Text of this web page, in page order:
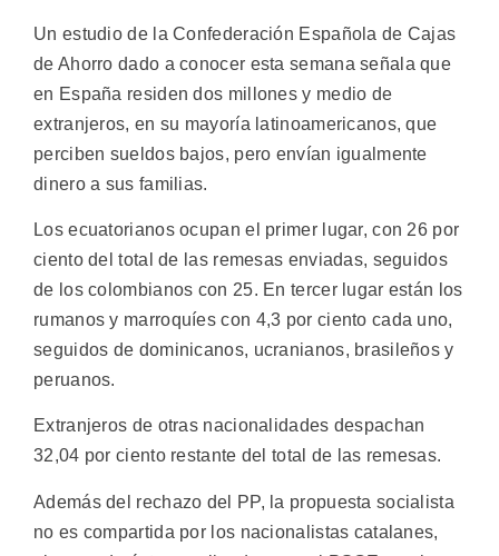
Un estudio de la Confederación Española de Cajas
de Ahorro dado a conocer esta semana señala que
en España residen dos millones y medio de
extranjeros, en su mayoría latinoamericanos, que
perciben sueldos bajos, pero envían igualmente
dinero a sus familias.
Los ecuatorianos ocupan el primer lugar, con 26 por
ciento del total de las remesas enviadas, seguidos
de los colombianos con 25. En tercer lugar están los
rumanos y marroquíes con 4,3 por ciento cada uno,
seguidos de dominicanos, ucranianos, brasileños y
peruanos.
Extranjeros de otras nacionalidades despachan
32,04 por ciento restante del total de las remesas.
Además del rechazo del PP, la propuesta socialista
no es compartida por los nacionalistas catalanes,